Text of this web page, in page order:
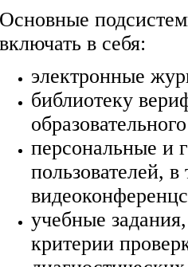
Основные
включать в себя:
электронные
библиотеку
персональные и
пользователей,
учебные
критерии